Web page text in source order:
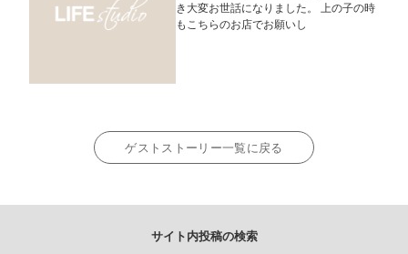
き大変お世話になりました。 上の子の時
もこちらのお店でお願いし
ゲストストーリー一覧に戻る
サイト内投稿の検索